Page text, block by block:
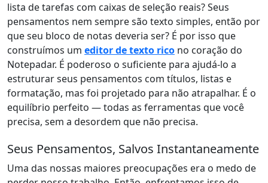
lista de tarefas com caixas de seleção reais? Seus
pensamentos nem sempre são texto simples, então por
que seu bloco de notas deveria ser? É por isso que
construímos um editor de texto rico no coração do
Notepadar. É poderoso o suficiente para ajudá-lo a
estruturar seus pensamentos com títulos, listas e
formatação, mas foi projetado para não atrapalhar. É o
equilíbrio perfeito — todas as ferramentas que você
precisa, sem a desordem que não precisa.
Seus Pensamentos, Salvos Instantaneamente
Uma das nossas maiores preocupações era o medo de